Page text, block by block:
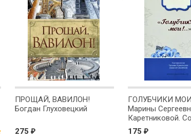
ПРОЩАЙ, ВАВИЛОН!
Богдан Глуховецкий
275 ₽
ГОЛУБЧИКИ
Марины
Каретниковой.
Никольская, А.
175 ₽